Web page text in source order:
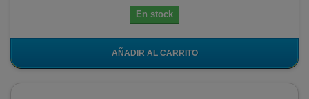
En stock
AÑADIR AL CARRITO